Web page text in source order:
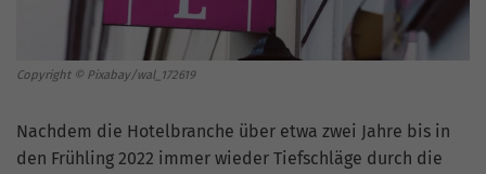
Copyright © Pixabay/wal_172619
Nachdem die Hotelbranche über etwa zwei Jahre bis in
den Frühling 2022 immer wieder Tiefschläge durch die